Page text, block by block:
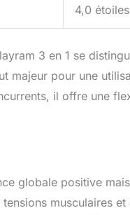
4,0 étoiles
3 en 1 se
majeur pour une
il offre une
globale positive
musculaires